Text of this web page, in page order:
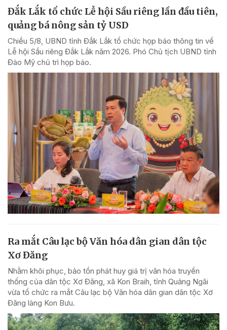
Đắk Lắk tổ chức Lễ hội Sầu riêng lần đầu tiên,
quảng bá nông sản tỷ USD
Chiều 5/8, UBND tỉnh Đắk Lắk tổ chức họp báo thông tin về
Lễ hội Sầu riêng Đắk Lắk năm 2026. Phó Chủ tịch UBND tỉnh
Đào Mỹ chủ trì họp báo.
Ra mắt Câu lạc bộ Văn hóa dân gian dân tộc
Xơ Đăng
Nhằm khôi phục, bảo tồn phát huy giá trị văn hóa truyền
thống của dân tộc Xơ Đăng, xã Kon Braih, tỉnh Quảng Ngãi
vừa tổ chức ra mắt Câu lạc bộ Văn hóa dân gian dân tộc Xơ
Đăng làng Kon Bưu.